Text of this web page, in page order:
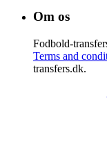
Om os
Fodbold-
Terms and
transfers.dk.